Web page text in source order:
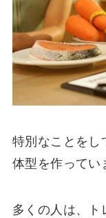
特別なことをし
体型を作ってい
多くの人は、ト